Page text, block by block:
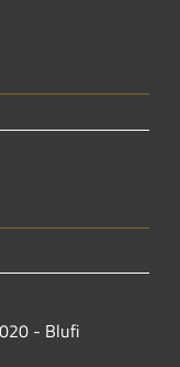
- Blufi